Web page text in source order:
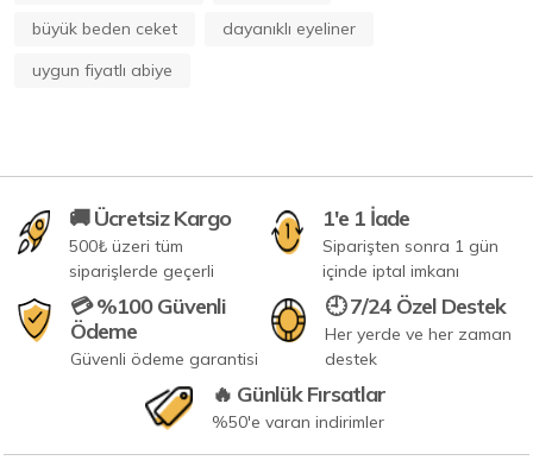
büyük beden ceket
dayanıklı eyeliner
uygun fiyatlı abiye
🚚 Ücretsiz Kargo
500₺ üzeri tüm
siparişlerde geçerli
1'e 1 İade
Siparişten sonra 1 gün
içinde iptal imkanı
💳 %100 Güvenli
Ödeme
Güvenli ödeme garantisi
🕘 7/24 Özel Destek
Her yerde ve her zaman
destek
🔥 Günlük Fırsatlar
%50'e varan indirimler